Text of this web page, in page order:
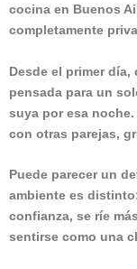
cocina en Buenos
completamente
Desde el primer día,
pensada para un
suya por esa
con otras parejas,
Puede parecer un
ambiente es
confianza, se ríe
sentirse como una